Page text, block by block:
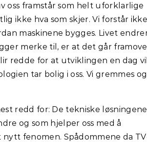
oss framstår som helt uforklarlige
ikke hva som skjer. Vi forstår ikke
maskinene bygges. Livet
merke til, er at det går
redde for at utviklingen en dag vil
tar bolig i oss. Vi gremmes og
redd for: De tekniske løsningene
og som hjelper oss med å
fenomen. Spådommene da